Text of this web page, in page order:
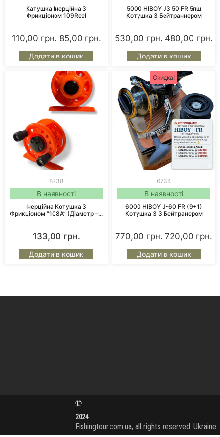
Катушка Інерційна З
Фрикціоном 109Reel
110,00грн. 85,00 грн.
Додати в кошик
5000 HIBOY J3 50 FR 5пш
Котушка З Бейтраннером
530,00грн. 480,00 грн.
Додати в кошик
8738
В наявності
Інерційна Котушка З
Фрикціоном “108А” (діаметр –...
133,00 грн.
Додати в кошик
Скидка!
6734
В наявності
6000 HIBOY J-60 FR (9+1)
Котушка З З Бейтранером
770,00грн. 720,00 грн.
Додати в кошик
2024
Fishingtour.com.ua, all rights reserved. Ukraine.